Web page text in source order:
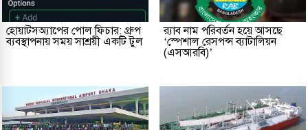
হোয়াটসঅ্যাপের পোল ফিচার: গ্রুপ
ব্যবস্থাপনায় সময় সাশ্রয়ী একটি টুল
র‌্যাব নাম পরিবর্তন হয়ে আসছে
‘স্পেশাল রেসপন্স ব্যাটালিয়ন
(এসআরবি)’